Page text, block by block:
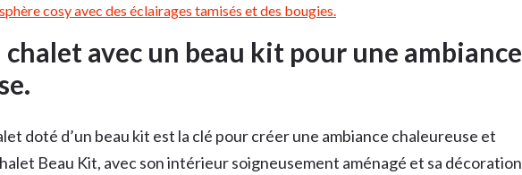
cosy avec des éclairages tamisés et des bougies.
avec un beau kit pour une ambiance
doté d’un beau kit est la clé pour créer une ambiance chaleureuse et
Beau Kit, avec son intérieur soigneusement aménagé et sa décoration